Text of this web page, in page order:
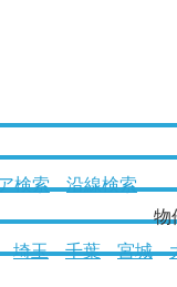
検索
沿線検索
物
埼玉 千葉 宮城